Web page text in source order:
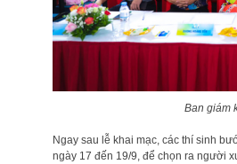
Ban giám
Ngay sau lễ khai mạc, các thí sinh
ngày 17 đến 19/9, để chọn ra người